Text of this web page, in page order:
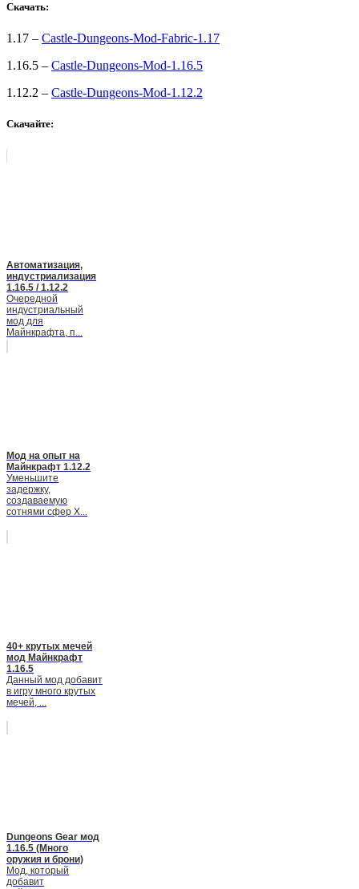
Скачать:
1.17 – Castle-Dungeons-Mod-Fabric-1.17
1.16.5 – Castle-Dungeons-Mod-1.16.5
1.12.2 – Castle-Dungeons-Mod-1.12.2
Скачайте:
Автоматизация,
индустриализация
1.16.5 / 1.12.2
Очередной
индустриальный
мод для
Майнкрафта, п...
Мод на опыт на
Майнкрафт 1.12.2
Уменьшите
задержку,
создаваемую
сотнями сфер X...
40+ крутых мечей
мод Майнкрафт
1.16.5
Данный мод добавит
в игру много крутых
мечей, ...
Dungeons Gear мод
1.16.5 (Много
оружия и брони)
Мод, который
добавит